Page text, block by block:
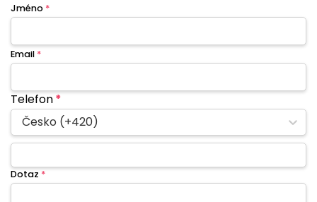
Jméno *
Email *
Telefon*
Česko (+420)
Dotaz *